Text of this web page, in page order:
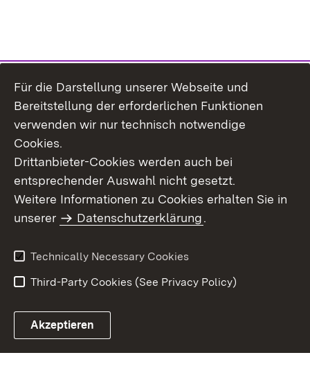
Site Map
Contact Us
Imprint
Data Protection
Accessibility
Für die Darstellung unserer Webseite und
Bereitstellung der erforderlichen Funktionen
verwenden wir nur technisch notwendige
Cookies.
Drittanbieter-Cookies werden auch bei
entsprechender Auswahl nicht gesetzt.
Weitere Informationen zu Cookies erhalten Sie in
unserer
Datenschutzerklärung.
Technically Necessary Cookies
Third-Party Cookies (See Privacy Policy)
Akzeptieren